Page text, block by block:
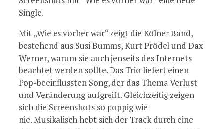
Single.
Mit „Wie es vorher war“ zeigt die Kölner Band,
bestehend aus Susi Bumms, Kurt Prödel und Dax
Werner, warum sie auch jenseits des Internets
beachtet werden sollte. Das Trio liefert einen
Pop-beeinflussten Song, der das Thema Verlust
und Veränderung aufgreift. Gleichzeitig zeigen
sich die Screenshots so poppig wie
nie. Musikalisch hebt sich der Track durch eine